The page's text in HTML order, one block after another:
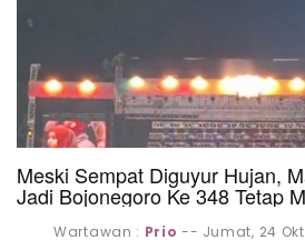
Meski Sempat Diguyur Hujan,
Jadi Bojonegoro Ke
Wartawan : Prio -- Jumat, 24